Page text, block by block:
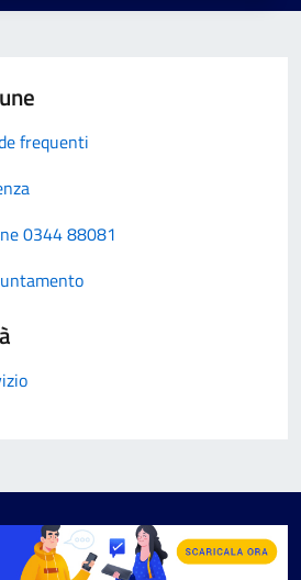
frequenti
0344 88081